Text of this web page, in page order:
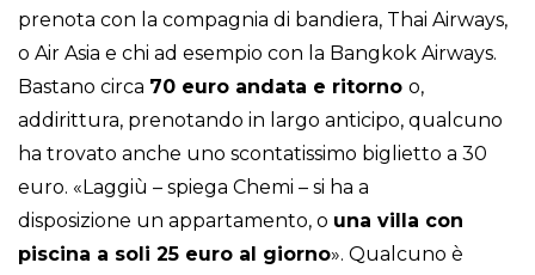
prenota con la compagnia di bandiera, Thai Airways,
o Air Asia e chi ad esempio con la Bangkok Airways.
Bastano circa 70 euro andata e ritorno o,
addirittura, prenotando in largo anticipo, qualcuno
ha trovato anche uno scontatissimo biglietto a 30
euro. «Laggiù – spiega Chemi – si ha a
disposizione un appartamento, o una villa con
piscina a soli 25 euro al giorno». Qualcuno è